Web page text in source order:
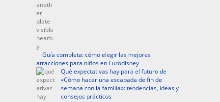
Guía completa: cómo elegir las mejores
atracciones para niños en Eurodisney
Qué expectativas hay para el futuro de
«Cómo hacer una escapada de fin de
semana con la familia»: tendencias, ideas y
consejos prácticos